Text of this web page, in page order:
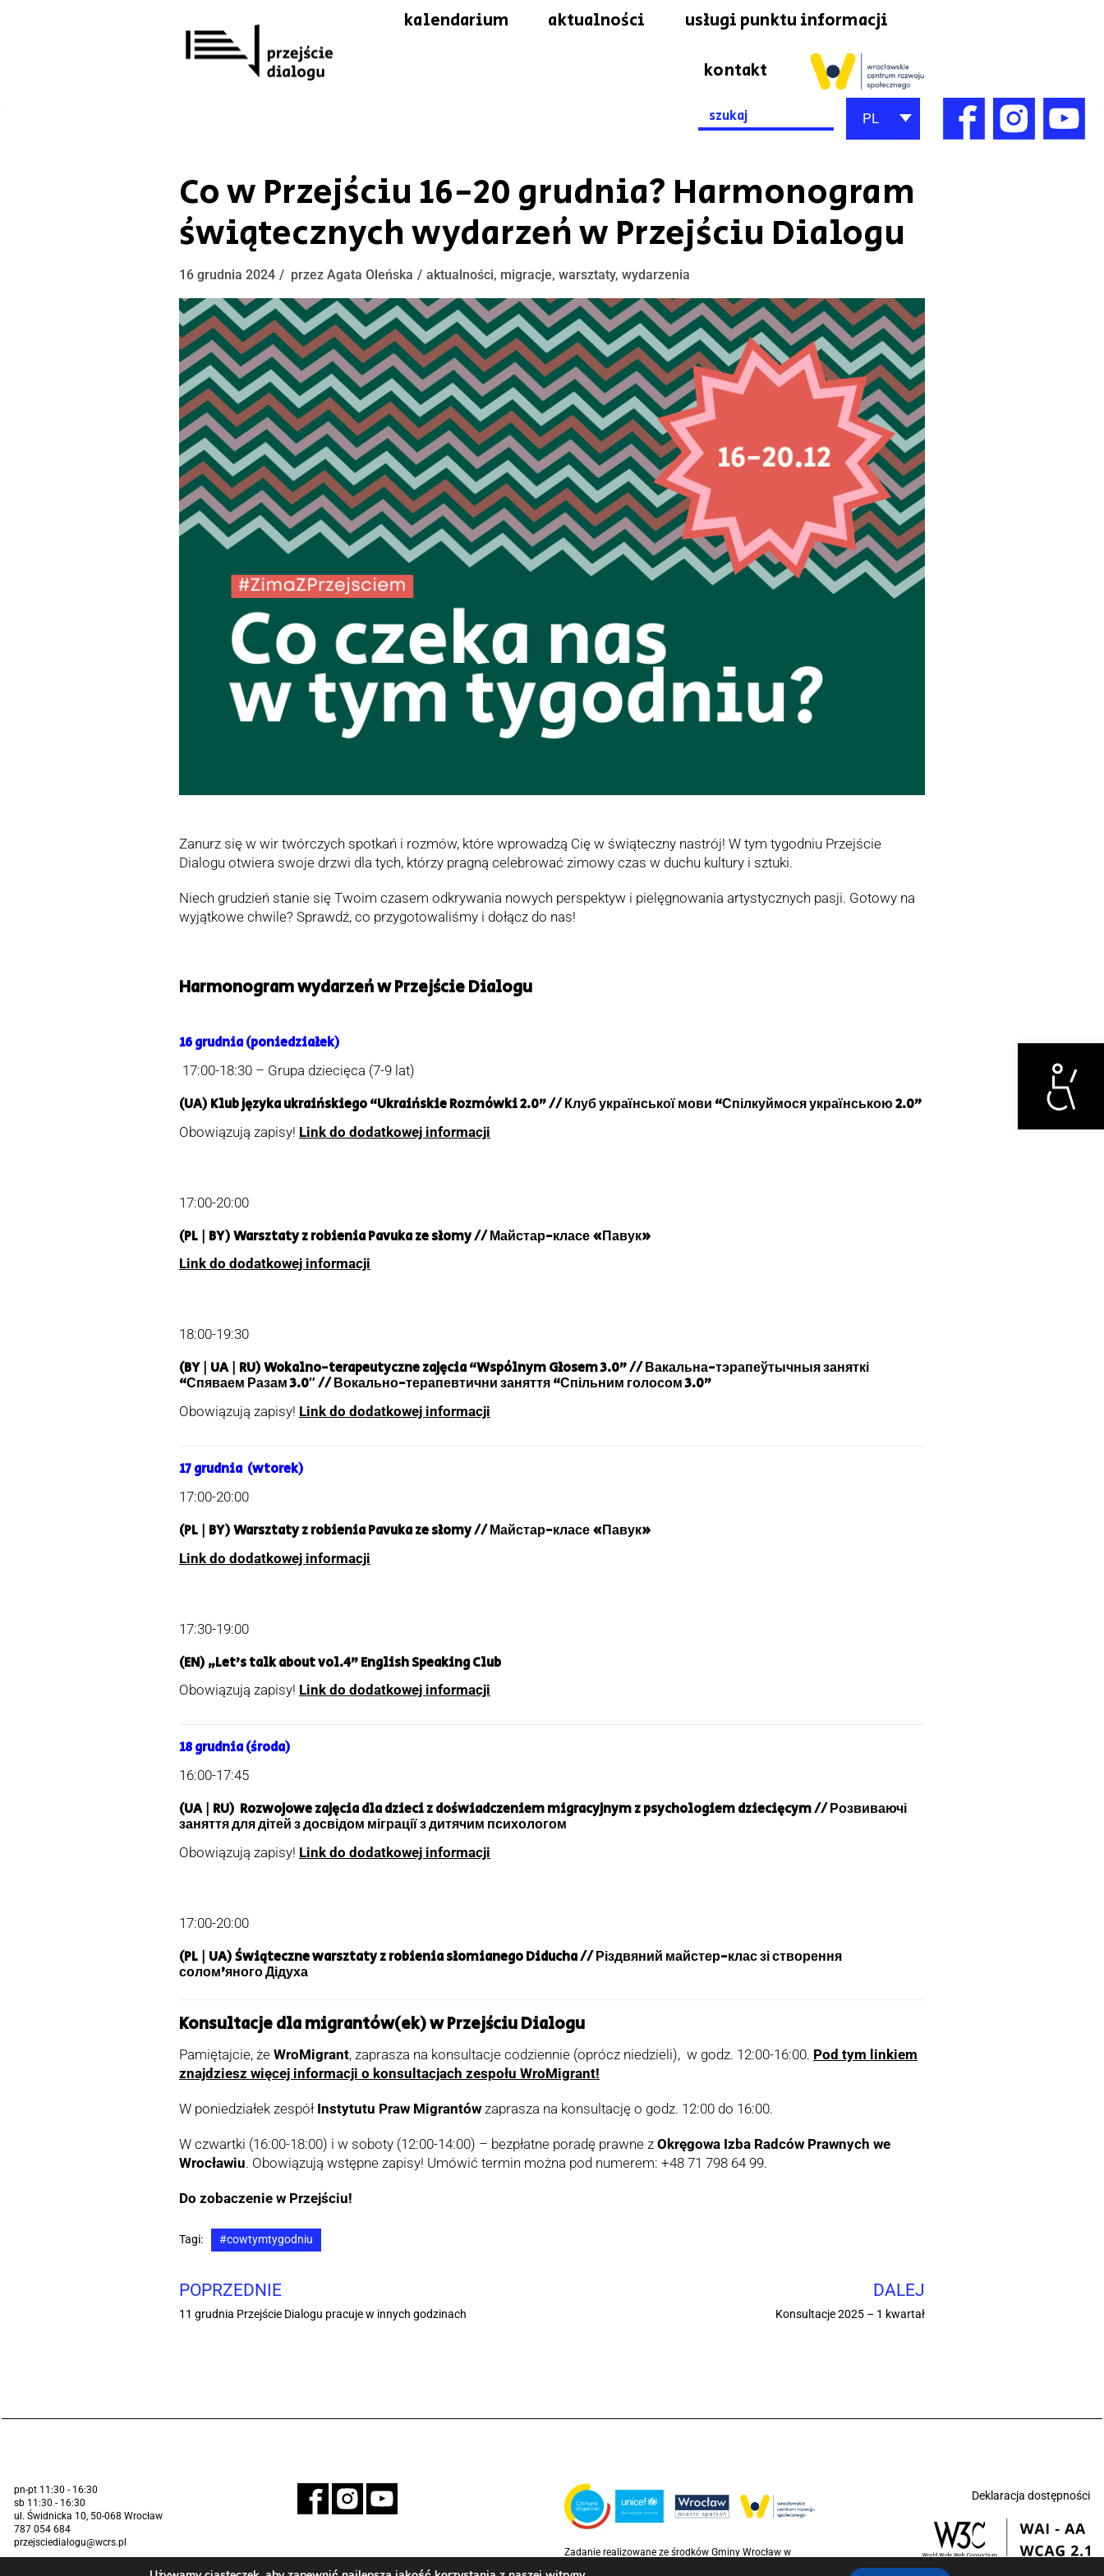
Otwórz
kalendarium aktualności usługi punktu informacji
kontakt
Search
for:
PL
Co w Przejściu 16-20 grudnia? Harmonogram
świątecznych wydarzeń w Przejściu Dialogu
16 grudnia 2024 przez Agata Oleńska aktualności, migracje, warsztaty, wydarzenia
Zanurz się w wir twórczych spotkań i rozmów, które wprowadzą Cię w świąteczny nastrój! W tym tygodniu Przejście
Dialogu otwiera swoje drzwi dla tych, którzy pragną celebrować zimowy czas w duchu kultury i sztuki.
Niech grudzień stanie się Twoim czasem odkrywania nowych perspektyw i pielęgnowania artystycznych pasji. Gotowy na
wyjątkowe chwile? Sprawdź, co przygotowaliśmy i dołącz do nas!
Harmonogram wydarzeń w Przejście Dialogu
16 grudnia (poniedziałek)
17:00-18:30 – Grupa dziecięca (7-9 lat)
(UA) Klub języka ukraińskiego “Ukraińskie Rozmówki 2.0” // Клуб української мови “Спілкуймося українською 2.0”
Obowiązują zapisy! Link do dodatkowej informacji
17:00-20:00
(PL | BY) Warsztaty z robienia Pavuka ze słomy // Майстар-класе «Павук»
Link do dodatkowej informacji
18:00-19:30
(BY | UA | RU) Wokalno-terapeutyczne zajęcia “Wspólnym Głosem 3.0” // Вакальна-тэрапеўтычныя заняткі
“Спяваем Разам 3.0″ // Вокально-терапевтични заняття “Спільним голосом 3.0”
Obowiązują zapisy! Link do dodatkowej informacji
17 grudnia (wtorek)
17:00-20:00
(PL | BY) Warsztaty z robienia Pavuka ze słomy // Майстар-класе «Павук»
Link do dodatkowej informacji
17:30-19:00
(EN) „Let’s talk about vol.4” English Speaking Club
Obowiązują zapisy! Link do dodatkowej informacji
18 grudnia (środa)
16:00-17:45
(UA | RU) Rozwojowe zajęcia dla dzieci z doświadczeniem migracyjnym z psychologiem dziecięcym // Розвиваючі
заняття для дітей з досвідом міграції з дитячим психологом
Obowiązują zapisy! Link do dodatkowej informacji
17:00-20:00
(PL | UA) Świąteczne warsztaty z robienia słomianego Diducha // Різдвяний майстер-клас зі створення
солом’яного Дідуха
Konsultacje dla migrantów(ek) w Przejściu Dialogu
Pamiętajcie, że WroMigrant, zaprasza na konsultacje codziennie (oprócz niedzieli), w godz. 12:00-16:00. Pod tym linkiem
znajdziesz więcej informacji o konsultacjach zespołu WroMigrant!
W poniedziałek zespół Instytutu Praw Migrantów zaprasza na konsultację o godz. 12:00 do 16:00.
W czwartki (16:00-18:00) i w soboty (12:00-14:00) – bezpłatne poradę prawne z Okręgowa Izba Radców Prawnych we
Wrocławiu. Obowiązują wstępne zapisy! Umówić termin można pod numerem: +48 71 798 64 99.
Do zobaczenie w Przejściu!
Tagi: #cowtymtygodniu
POPRZEDNIE
11 grudnia Przejście Dialogu pracuje w innych godzinach
DALEJ
Konsultacje 2025 – 1 kwartał
pn-pt 11:30 - 16:30
sb 11:30 - 16:30
ul. Świdnicka 10, 50-068 Wrocław
787 054 684
przejsciedialogu@wcrs.pl
Zadanie realizowane ze środków Gminy Wrocław w
Deklaracja dostępności